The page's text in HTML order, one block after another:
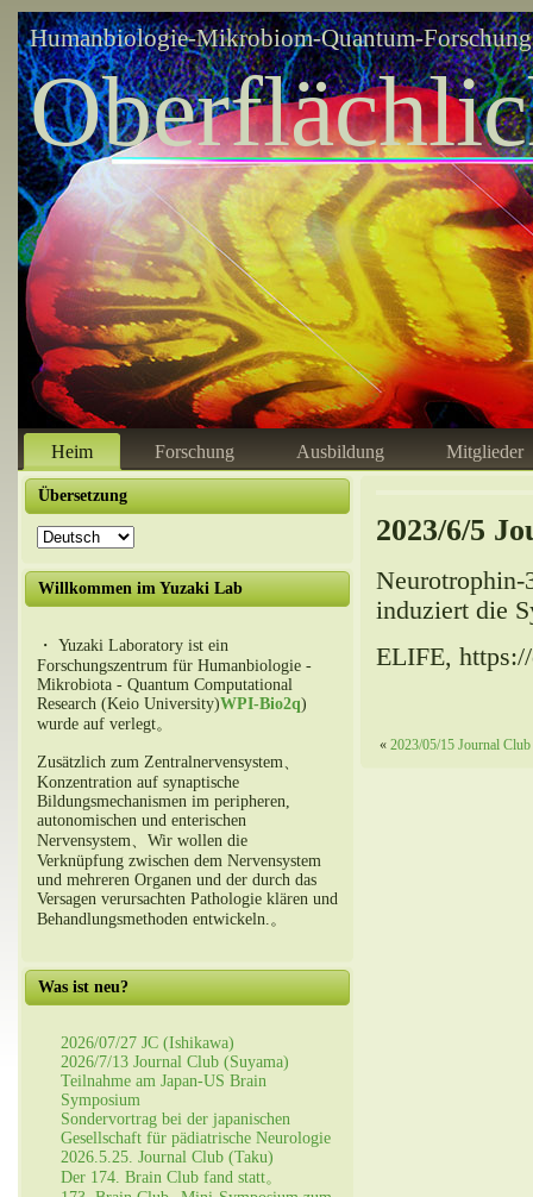
Humanbiologie-Mikrobiom-Quantum-
Heim Forschung Ausbildung Mitglieder
Übersetzung
Willkommen im Yuzaki Lab
・ Yuzaki Laboratory ist ein
Forschungszentrum für Humanbiologie -
Mikrobiota - Quantum Computational
Research (Keio University)WPI-Bio2q)
wurde auf verlegt。
Zusätzlich zum Zentralnervensystem、
Konzentration auf synaptische
Bildungsmechanismen im peripheren,
autonomischen und enterischen
Nervensystem、Wir wollen die
Verknüpfung zwischen dem Nervensystem
und mehreren Organen und der durch das
Versagen verursachten Pathologie klären und
Behandlungsmethoden entwickeln.。
Was ist neu?
2026/07/27 JC (Ishikawa)
2026/7/13 Journal Club (Suyama)
Teilnahme am Japan-US Brain
Symposium
Sondervortrag bei der japanischen
Gesellschaft für pädiatrische Neurologie
2026.5.25. Journal Club (Taku)
Der 174. Brain Club fand statt。
2023/6/5
Neurotrophin-
induziert die
ELIFE,
« 2023/05/15 Journal